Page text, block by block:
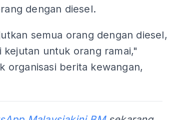
dengan diesel.
semua orang dengan diesel,
kejutan untuk orang ramai,"
organisasi berita kewangan,